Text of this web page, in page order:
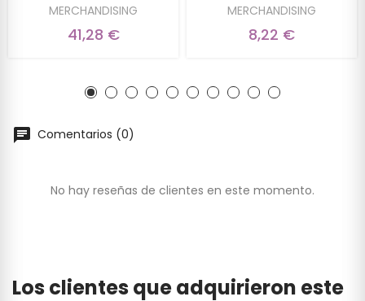
MERCHANDISING
41,28 €
MERCHANDISING
8,22 €
Comentarios (0)
No hay reseñas de clientes en este momento.
Los clientes que adquirieron este